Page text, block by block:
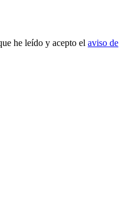
he leído y acepto el aviso de